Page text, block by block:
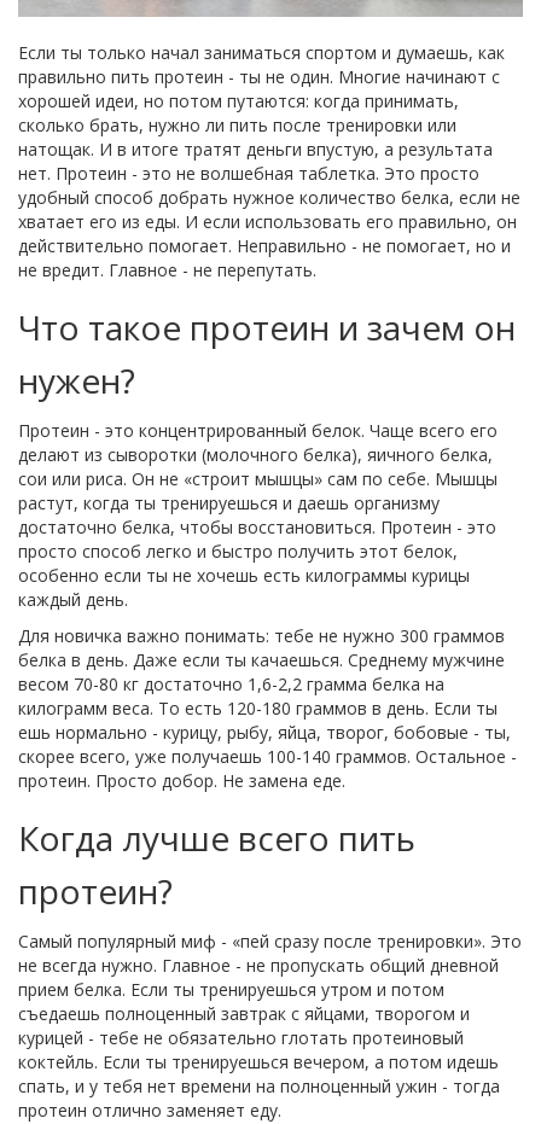
Если ты только начал заниматься спортом и думаешь, как
правильно пить протеин - ты не один. Многие начинают с
хорошей идеи, но потом путаются: когда принимать,
сколько брать, нужно ли пить после тренировки или
натощак. И в итоге тратят деньги впустую, а результата
нет. Протеин - это не волшебная таблетка. Это просто
удобный способ добрать нужное количество белка, если не
хватает его из еды. И если использовать его правильно, он
действительно помогает. Неправильно - не помогает, но и
не вредит. Главное - не перепутать.
Что такое протеин и зачем он
нужен?
Протеин - это концентрированный белок. Чаще всего его
делают из сыворотки (молочного белка), яичного белка,
сои или риса. Он не «строит мышцы» сам по себе. Мышцы
растут, когда ты тренируешься и даешь организму
достаточно белка, чтобы восстановиться. Протеин - это
просто способ легко и быстро получить этот белок,
особенно если ты не хочешь есть килограммы курицы
каждый день.
Для новичка важно понимать: тебе не нужно 300 граммов
белка в день. Даже если ты качаешься. Среднему мужчине
весом 70-80 кг достаточно 1,6-2,2 грамма белка на
килограмм веса. То есть 120-180 граммов в день. Если ты
ешь нормально - курицу, рыбу, яйца, творог, бобовые - ты,
скорее всего, уже получаешь 100-140 граммов. Остальное -
протеин. Просто добор. Не замена еде.
Когда лучше всего пить
протеин?
Самый популярный миф - «пей сразу после тренировки». Это
не всегда нужно. Главное - не пропускать общий дневной
прием белка. Если ты тренируешься утром и потом
съедаешь полноценный завтрак с яйцами, творогом и
курицей - тебе не обязательно глотать протеиновый
коктейль. Если ты тренируешься вечером, а потом идешь
спать, и у тебя нет времени на полноценный ужин - тогда
протеин отлично заменяет еду.